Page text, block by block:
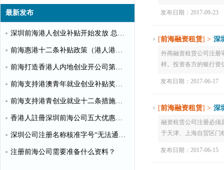
发布日期：2017-09-23
[前海融资租赁] > 深
外商融资租赁公司注册
样。投资各方的银行资
发布日期：2017-06-17
[前海融资租赁] > 深
融资租赁公司注册必须
于天津、上海自贸区门
发布日期：2017-06-15
最新发布
深圳前海港人创业补贴开始发放 总额超千万
前海惠港十二条补贴政策（港人港企补贴政策）
前海打造香港人内地创业开公司第一站
前海支持港澳青年就业创业补贴奖励申请办理清单
前海支持港青创业就业十二条措施（惠港政策原文）
香港人註冊深圳前海公司五大优惠政策
深圳公司注册名称核准字号“无法通过”怎么办？
注册前海公司需要准备什么资料？